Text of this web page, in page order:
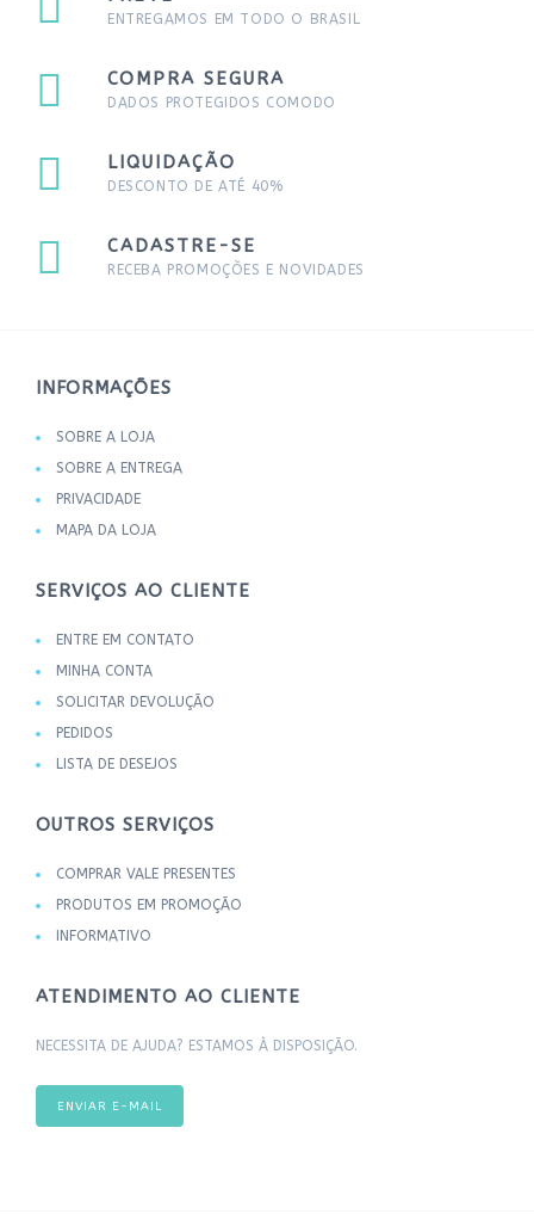
ENTREGAMOS EM TODO O BRASIL
COMPRA SEGURA
DADOS PROTEGIDOS COMODO
LIQUIDAÇÃO
DESCONTO DE ATÉ 40%
CADASTRE-SE
RECEBA PROMOÇÕES E NOVIDADES
INFORMAÇÕES
SOBRE A LOJA
SOBRE A ENTREGA
PRIVACIDADE
MAPA DA LOJA
SERVIÇOS AO CLIENTE
ENTRE EM CONTATO
MINHA CONTA
SOLICITAR DEVOLUÇÃO
PEDIDOS
LISTA DE DESEJOS
OUTROS SERVIÇOS
COMPRAR VALE PRESENTES
PRODUTOS EM PROMOÇÃO
INFORMATIVO
ATENDIMENTO AO CLIENTE
NECESSITA DE AJUDA? ESTAMOS À DISPOSIÇÃO.
ENVIAR E-MAIL